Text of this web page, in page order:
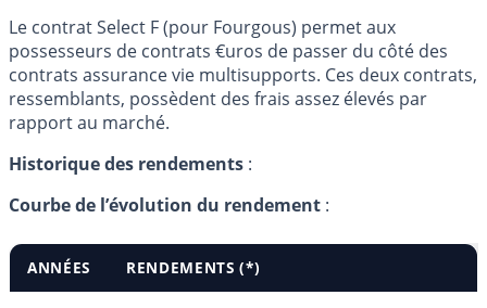
Le contrat Select F (pour Fourgous) permet aux
possesseurs de contrats €uros de passer du côté des
contrats assurance vie multisupports. Ces deux contrats,
ressemblants, possèdent des frais assez élevés par
rapport au marché.
Historique des rendements :
Courbe de l’évolution du rendement :
ANNÉES RENDEMENTS (*)